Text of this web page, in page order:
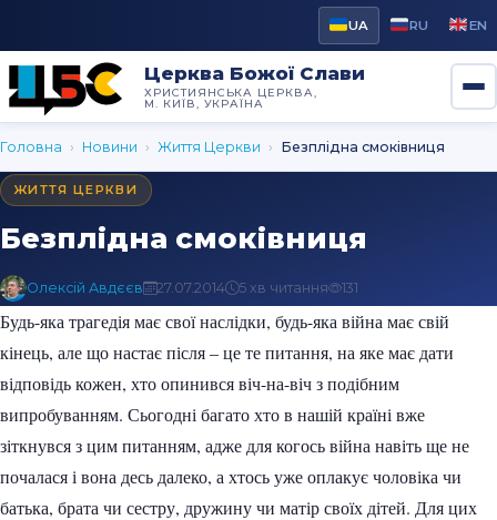
UA RU EN
Церква Божої Слави
ХРИСТИЯНСЬКА ЦЕРКВА,
М. КИЇВ, УКРАЇНА
Головна › Новини › Життя Церкви › Безплідна смоківниця
ЖИТТЯ ЦЕРКВИ
Безплідна смоківниця
Олексій Авдєєв 27.07.2014 5 хв читання 131
Будь-яка трагедія має свої наслідки, будь-яка війна має свій
кінець, але що настає після – це те питання, на яке має дати
відповідь кожен, хто опинився віч-на-віч з подібним
випробуванням. Сьогодні багато хто в нашій країні вже
зіткнувся з цим питанням, адже для когось війна навіть ще не
почалася і вона десь далеко, а хтось уже оплакує чоловіка чи
батька, брата чи сестру, дружину чи матір своїх дітей. Для цих